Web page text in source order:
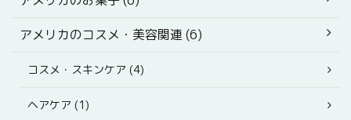
アメリカのコスメ・美容関連 (6)
コスメ・スキンケア (4)
ヘアケア (1)